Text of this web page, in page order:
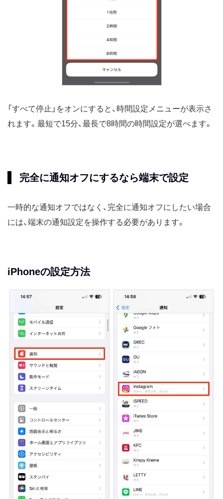
「すべて停止」をオンにすると、時間設定メニューが表示さ
れます。最短で15分、最長で8時間の時間設定が選べます。
完全に通知オフにするなら端末で設定
一時的な通知オフではなく、完全に通知オフにしたい場合
には、端末の通知設定を操作する必要があります。
iPhoneの設定方法